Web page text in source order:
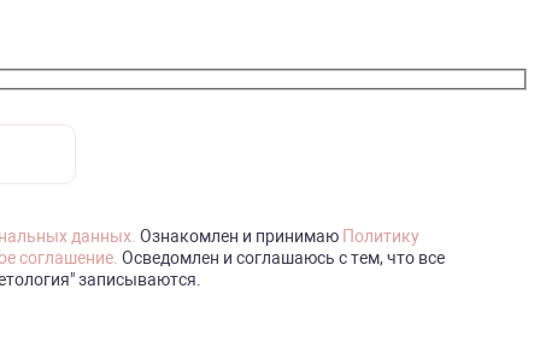
данных. Ознакомлен и принимаю Политику
соглашение. Осведомлен и соглашаюсь с тем, что все
записываются.